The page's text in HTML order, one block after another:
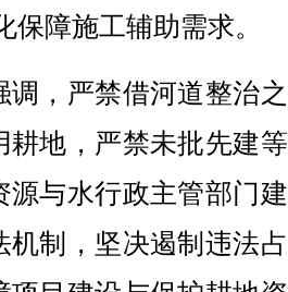
保障施工辅助需求。
，严禁借河道整治
耕地，严禁未批先建
源与水行政主管部门
机制，坚决遏制违法